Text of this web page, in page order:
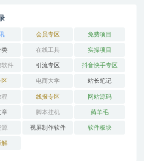
会员专区 免费项目
类 在线工具 实操项目
软件 引流专区 抖音快手专区
电商大学 站长笔记
程 线报专区 网站源码
章 脚本挂机 薅羊毛
源 视屏制作软件 软件板块
解